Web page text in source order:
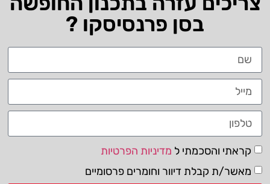
בסן פרנסיסקו ?
קראתי והסכמתי ל מדיניות הפרטיות
מאשר/ת קבלת דיוור וחומרים פרסומיים